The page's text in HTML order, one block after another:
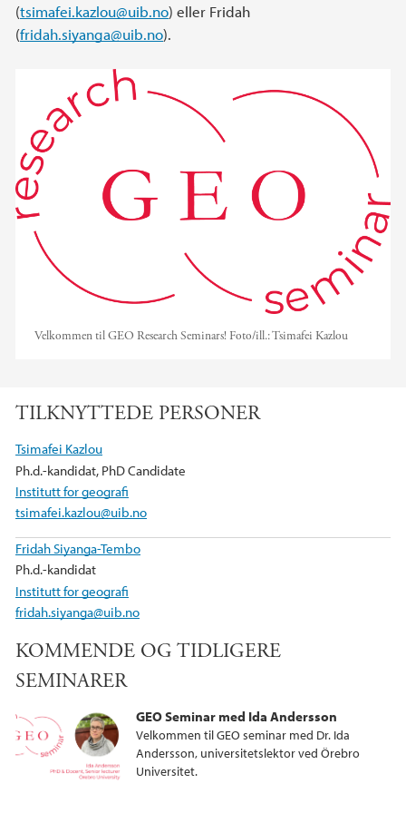
(tsimafei.kazlou@uib.no) eller Fridah
(fridah.siyanga@uib.no).
Velkommen til GEO Research Seminars! Foto/ill.:Tsimafei Kazlou
TILKNYTTEDE PERSONER
Tsimafei Kazlou
Ph.d.-kandidat, PhD Candidate
Institutt for geografi
tsimafei.kazlou@uib.no
Fridah Siyanga-Tembo
Ph.d.-kandidat
Institutt for geografi
fridah.siyanga@uib.no
KOMMENDE OG TIDLIGERE
SEMINARER
GEO Seminar med Ida Andersson
Velkommen til GEO seminar med Dr. Ida
Andersson, universitetslektor ved Örebro
Universitet.